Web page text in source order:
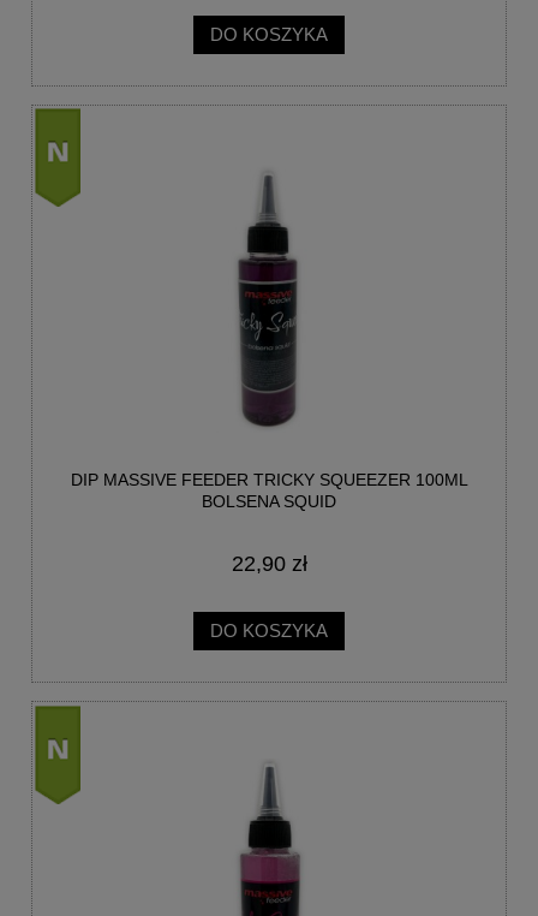
DO KOSZYKA
DIP MASSIVE FEEDER TRICKY SQUEEZER 100ML
BOLSENA SQUID
22,90 zł
DO KOSZYKA